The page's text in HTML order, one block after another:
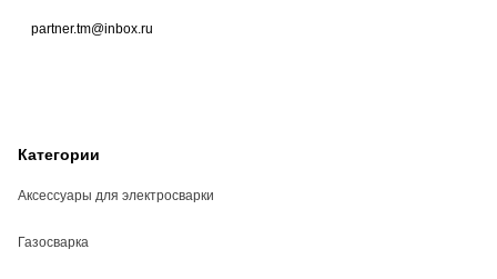
partner.tm@inbox.ru
Категории
Аксессуары для электросварки
Газосварка